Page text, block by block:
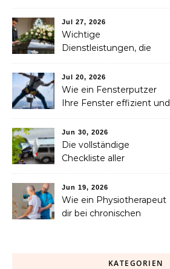
Familie in Betracht ziehen
sollte
Jul 27, 2026
Wichtige
Dienstleistungen, die
Verlust eines geliebten
Menschen helfen können
Jul 20, 2026
Wie ein Fensterputzer
Ihre Fenster effizient und
Jun 30, 2026
Die vollständige
Checkliste aller
nach einem Unfall
benötigen
Jun 19, 2026
Wie ein Physiotherapeut
dir bei chronischen
KATEGORIEN